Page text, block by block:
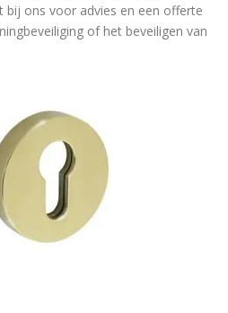
bij ons voor advies en een offerte
of het beveiligen van